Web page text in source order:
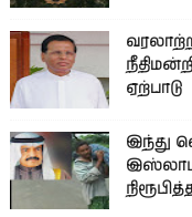
ஏற்பாடு
இந்து